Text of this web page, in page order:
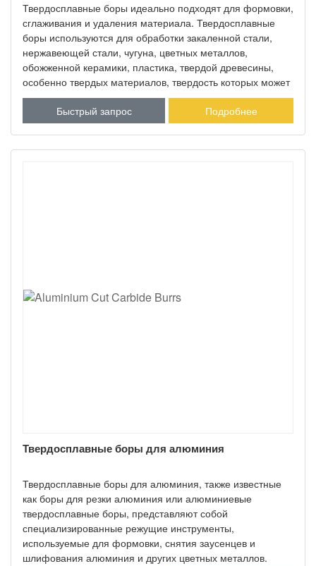
Твердосплавные боры идеально подходят для формовки,
сглаживания и удаления материала. Твердосплавные
боры используются для обработки закаленной стали,
нержавеющей стали, чугуна, цветных металлов,
обожженной керамики, пластика, твердой древесины,
особенно твердых материалов, твердость которых может
превышать HRC70. 100% первичное сырье. Пайка
серебряным припоем Использование обрабатывающего
центра для обеспечения точности и остроты.
Быстрый запрос Подробнее
Твердосплавные боры для алюминия
Твердосплавные боры для алюминия, также известные
как боры для резки алюминия или алюминиевые
твердосплавные боры, представляют собой
специализированные режущие инструменты,
используемые для формовки, снятия заусенцев и
шлифования алюминия и других цветных металлов.